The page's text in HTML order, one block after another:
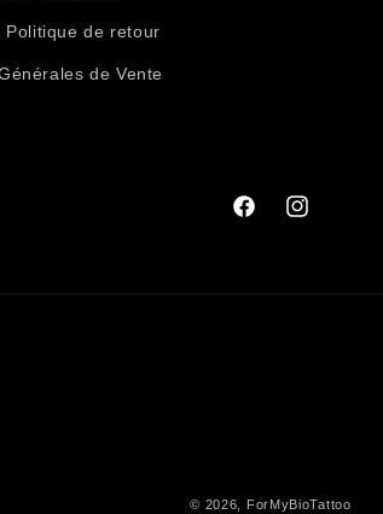
Politique de retour
de Vente
FacebookInstagram
© 2026, ForMyBioTattoo